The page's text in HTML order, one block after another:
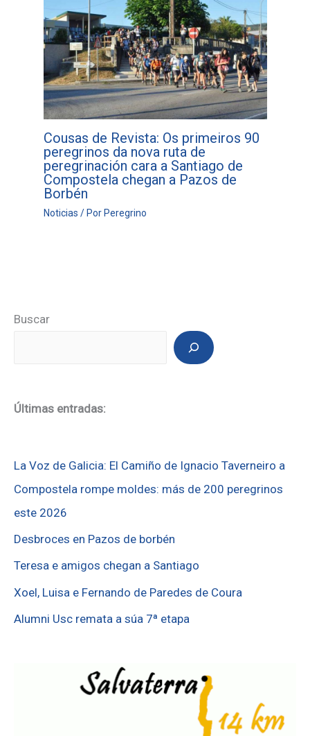
Cousas de Revista: Os primeiros 90
peregrinos da nova ruta de
peregrinación cara a Santiago de
Compostela chegan a Pazos de
Borbén
Noticias / Por Peregrino
Buscar
Últimas entradas:
La Voz de Galicia: El Camiño de Ignacio Taverneiro a
Compostela rompe moldes: más de 200 peregrinos
este 2026
Desbroces en Pazos de borbén
Teresa e amigos chegan a Santiago
Xoel, Luisa e Fernando de Paredes de Coura
Alumni Usc remata a súa 7ª etapa